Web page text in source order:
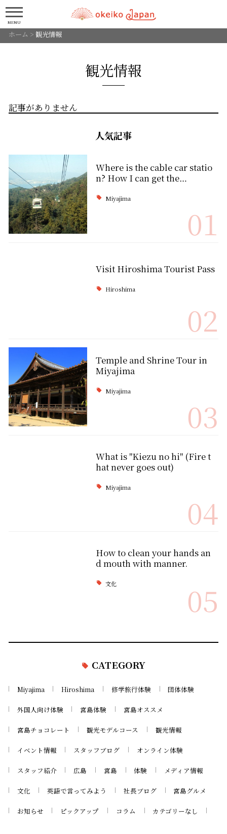
MENU
ホーム > 観光情報
観光情報
記事がありません
人気記事
Where is the cable car statio
n? How I can get the…
Miyajima
01
Visit Hiroshima Tourist Pass
Hiroshima
02
Temple and Shrine Tour in
Miyajima
Miyajima
03
What is "Kiezu no hi" (Fire t
hat never goes out)
Miyajima
04
How to clean your hands an
d mouth with manner.
文化 05
CATEGORY
Miyajima Hiroshima 修学旅行体験 団体体験
外国人向け体験 宮島体験 宮島オススメ
宮島チョコレート 観光モデルコース 観光情報
イベント情報 スタッフブログ オンライン体験
スタッフ紹介 広島 宮島 体験 メディア情報
文化 英語で言ってみよう 社長ブログ 宮島グルメ
お知らせ ピックアップ コラム カテゴリーなし